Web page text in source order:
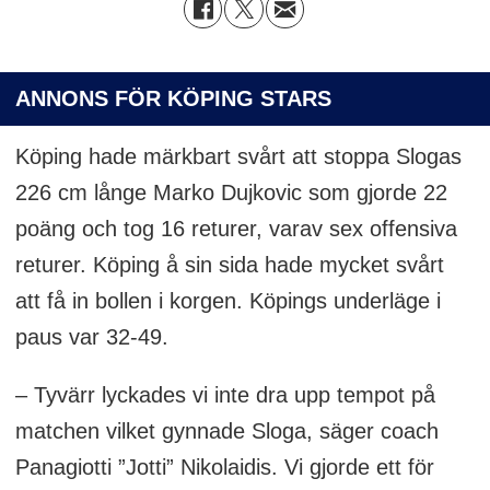
ANNONS FÖR KÖPING STARS
Köping hade märkbart svårt att stoppa Slogas
226 cm långe Marko Dujkovic som gjorde 22
poäng och tog 16 returer, varav sex offensiva
returer. Köping å sin sida hade mycket svårt
att få in bollen i korgen. Köpings underläge i
paus var 32-49.
– Tyvärr lyckades vi inte dra upp tempot på
matchen vilket gynnade Sloga, säger coach
Panagiotti ”Jotti” Nikolaidis. Vi gjorde ett för